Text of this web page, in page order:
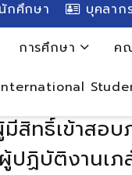
นักศึกษา บุคลาก
การศึกษา ค
ทธิ์เข้าสอ
ฏิบัติงานเ